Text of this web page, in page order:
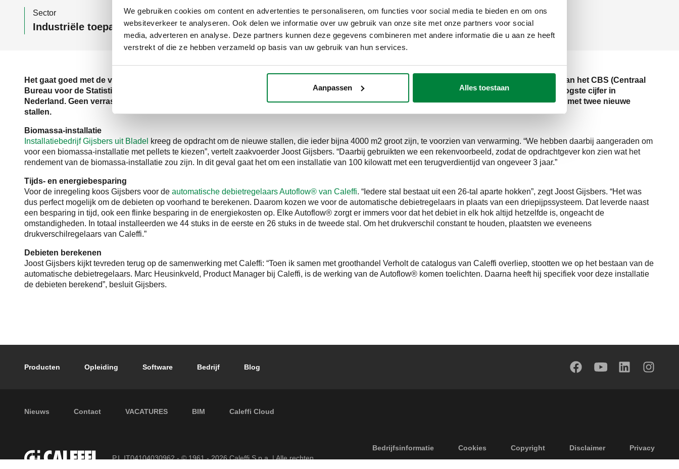
We gebruiken cookies om content en advertenties te personaliseren, om functies voor social media te bieden en om ons
websiteverkeer te analyseren. Ook delen we informatie over uw gebruik van onze site met onze partners voor social
media, adverteren en analyse. Deze partners kunnen deze gegevens combineren met andere informatie die u aan ze heeft
verstrekt of die ze hebben verzameld op basis van uw gebruik van hun services.
Aanpassen Alles toestaan
Sector
Industriële toepassing
Land
Nederland
Product
Verwarming
Het gaat goed met de varkenssector in de Nederlandse provincie Noord-Brabant. In de gemeente Reusel-De Mierden groeide volgens cijfers van het CBS (Centraal
Bureau voor de Statistiek) het aantal varkens in 2010 met meer dan 17%. Goed voor 3324 varkens per km2 of 20,5 varkens per inwoner. Het hoogste cijfer in
Nederland. Geen verrassing dus dat varkensbedrijf ‘De Wielen’ in Hulsel (deelgemeente van Reusel-De Mierden) het bedrijf onlangs uitbreidde met twee nieuwe
stallen.
Biomassa-installatie
Installatiebedrijf Gijsbers uit Bladel kreeg de opdracht om de nieuwe stallen, die ieder bijna 4000 m2 groot zijn, te voorzien van verwarming. “We hebben daarbij aangeraden om
voor een biomassa-installatie met pellets te kiezen”, vertelt zaakvoerder Joost Gijsbers. “Daarbij gebruikten we een rekenvoorbeeld, zodat de opdrachtgever kon zien wat het
rendement van de biomassa-installatie zou zijn. In dit geval gaat het om een installatie van 100 kilowatt met een terugverdientijd van ongeveer 3 jaar.”
Tijds- en energiebesparing
Voor de inregeling koos Gijsbers voor de automatische debietregelaars Autoflow® van Caleffi. “Iedere stal bestaat uit een 26-tal aparte hokken”, zegt Joost Gijsbers. “Het was
dus perfect mogelijk om de debieten op voorhand te berekenen. Daarom kozen we voor de automatische debietregelaars in plaats van een driepijpssysteem. Dat leverde naast
een besparing in tijd, ook een flinke besparing in de energiekosten op. Elke Autoflow® zorgt er immers voor dat het debiet in elk hok altijd hetzelfde is, ongeacht de
omstandigheden. In totaal installeerden we 44 stuks in de eerste en 26 stuks in de tweede stal. Om het drukverschil constant te houden, plaatsten we eveneens
drukverschilregelaars van Caleffi.”
Debieten berekenen
Joost Gijsbers kijkt tevreden terug op de samenwerking met Caleffi: “Toen ik samen met groothandel Verholt de catalogus van Caleffi overliep, stootten we op het bestaan van de
automatische debietregelaars. Marc Heusinkveld, Product Manager bij Caleffi, is de werking van de Autoflow® komen toelichten. Daarna heeft hij specifiek voor deze installatie
de debieten berekend”, besluit Gijsbers.
Footer main navigation
Producten Opleiding Software Bedrijf Blog
Footer secondary navigation
Nieuws Contact VACATURES BIM Caleffi Cloud
Footer menu
Bedrijfsinformatie Cookies Copyright Disclaimer Privacy
P.I. IT04104030962 - © 1961 - 2026Caleffi S.p.a. | Alle rechten